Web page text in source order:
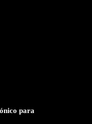
para